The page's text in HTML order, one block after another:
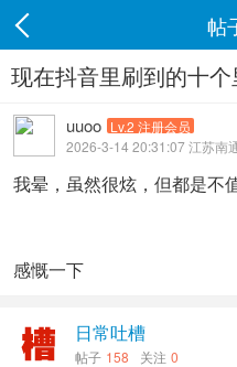
帖
现在抖音里刷到的十
uuoo Lv.2 注册会员
2026-3-14 20:31:07 江苏南
我晕，虽然很炫，但都是不
感慨一下
日常吐槽
帖子 158 关注 0